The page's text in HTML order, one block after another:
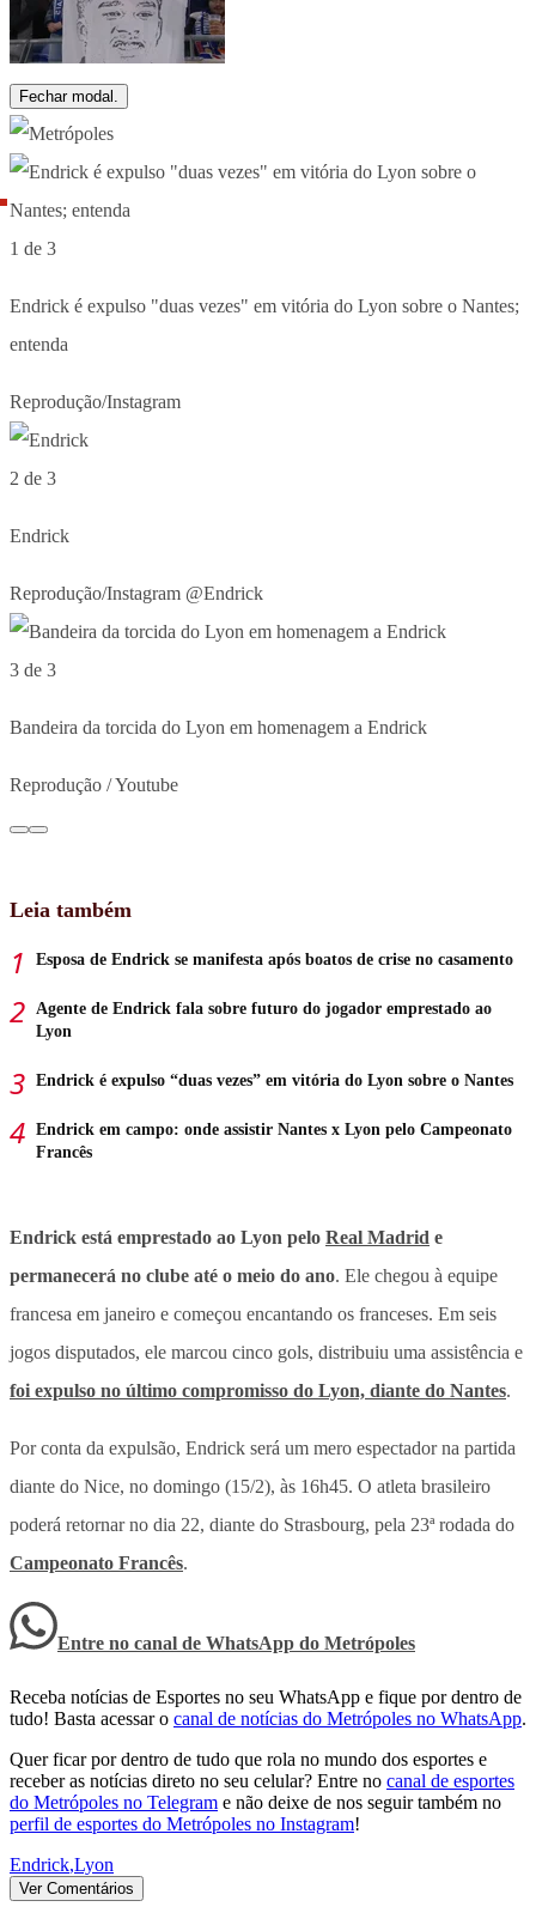
Fechar modal.
1 de 3
Endrick é expulso "duas vezes" em vitória do Lyon sobre o Nantes;
entenda
Reprodução/Instagram
2 de 3
Endrick
Reprodução/Instagram @Endrick
3 de 3
Bandeira da torcida do Lyon em homenagem a Endrick
Reprodução / Youtube
Leia também
Esposa de Endrick se manifesta após boatos de crise no casamento
Agente de Endrick fala sobre futuro do jogador emprestado ao
Lyon
Endrick é expulso “duas vezes” em vitória do Lyon sobre o Nantes
Endrick em campo: onde assistir Nantes x Lyon pelo Campeonato
Francês
Endrick está emprestado ao Lyon pelo Real Madrid e
permanecerá no clube até o meio do ano. Ele chegou à equipe
francesa em janeiro e começou encantando os franceses. Em seis
jogos disputados, ele marcou cinco gols, distribuiu uma assistência e
foi expulso no último compromisso do Lyon, diante do Nantes.
Por conta da expulsão, Endrick será um mero espectador na partida
diante do Nice, no domingo (15/2), às 16h45. O atleta brasileiro
poderá retornar no dia 22, diante do Strasbourg, pela 23ª rodada do
Campeonato Francês.
Entre no canal de WhatsApp do Metrópoles
Receba notícias de Esportes no seu WhatsApp e fique por dentro de
tudo! Basta acessar o canal de notícias do Metrópoles no WhatsApp.
Quer ficar por dentro de tudo que rola no mundo dos esportes e
receber as notícias direto no seu celular? Entre no canal de esportes
do Metrópoles no Telegram e não deixe de nos seguir também no
perfil de esportes do Metrópoles no Instagram!
Endrick,Lyon
Ver Comentários